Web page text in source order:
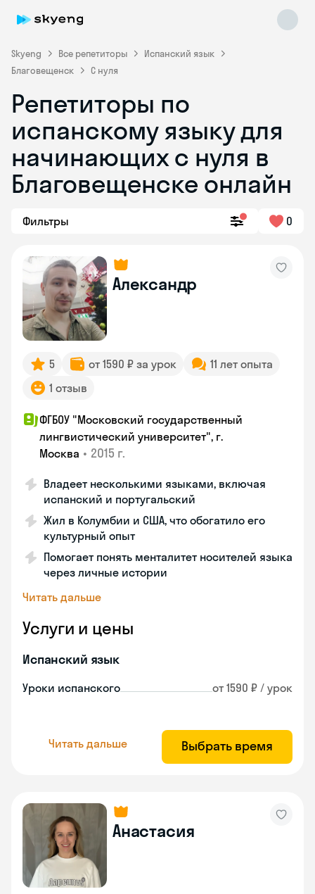
Skyeng Все репетиторы
Испанский язык
Благовещенск
С нуля
Репетиторы по
испанскому языку для
начинающих с нуля в
Благовещенске онлайн
Фильтры 0
Александр
5 от 1590 ₽ за урок
11 лет опыта
1 отзыв
ФГБОУ "Московский государственный
лингвистический университет", г.
Москва • 2015 г.
Владеет несколькими языками, включая
испанский и португальский
Жил в Колумбии и США, что обогатило его
культурный опыт
Помогает понять менталитет носителей языка
через личные истории
Читать дальше
Услуги и цены
Испанский язык
Уроки испанского от 1590 ₽ / урок
Читать дальше Выбрать время
Анастасия
Skyeng Chat